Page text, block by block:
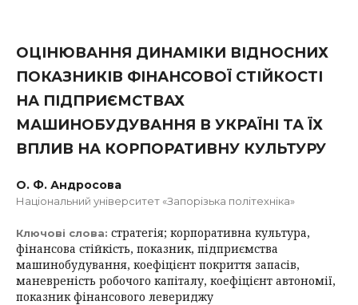
ОЦІНЮВАННЯ ДИНАМІКИ ВІДНОСНИХ
ПОКАЗНИКІВ ФІНАНСОВОЇ СТІЙКОСТІ
НА ПІДПРИЄМСТВАХ
МАШИНОБУДУВАННЯ В УКРАЇНІ ТА ЇХ
ВПЛИВ НА КОРПОРАТИВНУ КУЛЬТУРУ
О. Ф. Андросова
Національний університет «Запорізька політехніка»
Ключові слова: стратегія; корпоративна культура,
фінансова стійкість, показник, підприємства
машинобудування, коефіцієнт покриття запасів,
маневреність робочого капіталу, коефіцієнт автономії,
показник фінансового левериджу